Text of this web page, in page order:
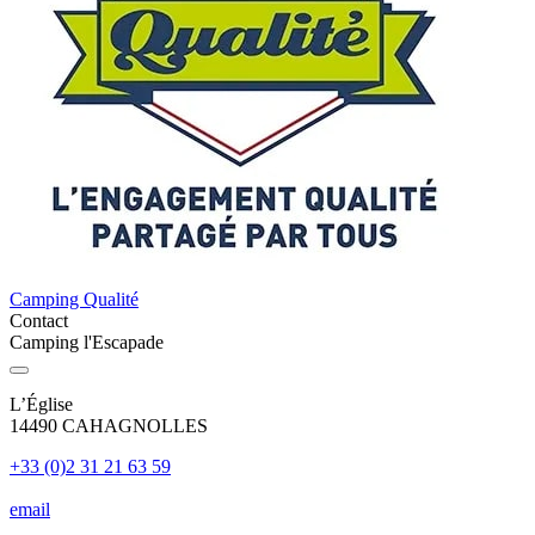
Camping Qualité
Contact
Camping l'Escapade
L’Église
14490 CAHAGNOLLES
+33 (0)2 31 21 63 59
email